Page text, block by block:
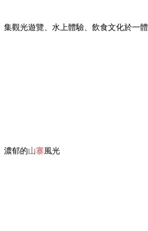
集觀光遊覽、水上體驗、飲食文化於一體
濃郁的山寨風光